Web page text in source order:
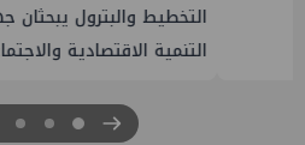
التخطيط والبترول يبحثان جهود
التنمية الاقتصادية والاجتماعية للعام